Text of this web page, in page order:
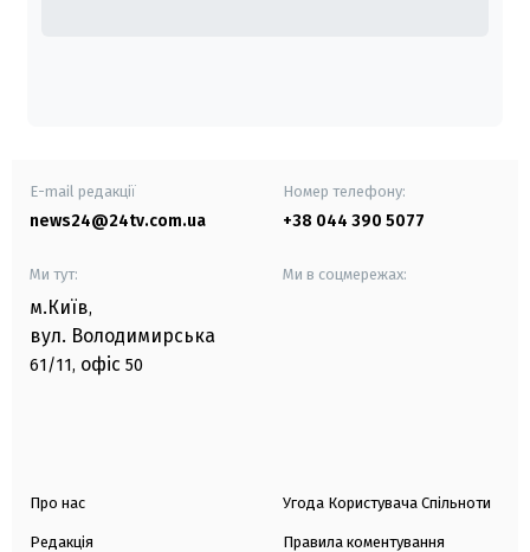
E-mail редакції
news24@24tv.com.ua
Номер телефону:
+38 044 390 5077
Ми тут:
м.Київ,
вул. Володимирська
61/11, офіс 50
Ми в соцмережах:
Про нас
Редакція
Угода Користувача Спільноти
Правила коментування